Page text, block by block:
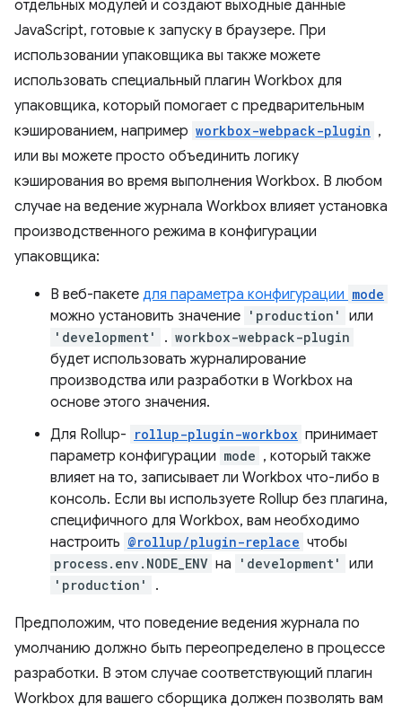
отдельных модулей и создают выходные данные
JavaScript, готовые к запуску в браузере. При
использовании упаковщика вы также можете
использовать специальный плагин Workbox для
упаковщика, который помогает с предварительным
кэшированием, например workbox-webpack-plugin ,
или вы можете просто объединить логику
кэширования во время выполнения Workbox. В любом
случае на ведение журнала Workbox влияет установка
производственного режима в конфигурации
упаковщика:
В веб-пакете для параметра конфигурации mode
можно установить значение 'production' или
'development' . workbox-webpack-plugin
будет использовать журналирование
производства или разработки в Workbox на
основе этого значения.
Для Rollup- rollup-plugin-workbox принимает
параметр конфигурации mode , который также
влияет на то, записывает ли Workbox что-либо в
консоль. Если вы используете Rollup без плагина,
специфичного для Workbox, вам необходимо
настроить @rollup/plugin-replace чтобы
process.env.NODE_ENV на 'development' или
'production' .
Предположим, что поведение ведения журнала по
умолчанию должно быть переопределено в процессе
разработки. В этом случае соответствующий плагин
Workbox для вашего сборщика должен позволять вам